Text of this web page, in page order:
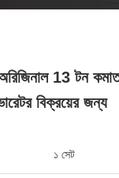
13 টন
বিক্রয়ের জন্য
১ সেট